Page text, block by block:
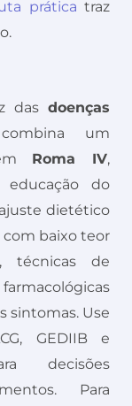
prática traz
das doenças
um
Roma IV,
do
dietético
baixo teor
técnicas de
sintomas. Use
GEDIIB e
decisões
Para